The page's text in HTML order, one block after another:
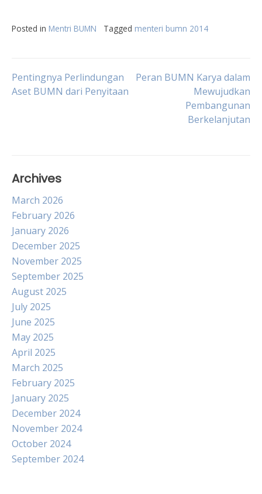
Posted in Mentri BUMN Tagged menteri bumn 2014
Post
Pentingnya Perlindungan
Aset BUMN dari Penyitaan
Peran BUMN Karya dalam
Mewujudkan
Pembangunan
Berkelanjutan
Archives
March 2026
February 2026
January 2026
December 2025
November 2025
September 2025
August 2025
July 2025
June 2025
May 2025
April 2025
March 2025
February 2025
January 2025
December 2024
November 2024
October 2024
September 2024